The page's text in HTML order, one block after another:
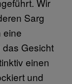
Sarg
eine
Gesicht
einen
und